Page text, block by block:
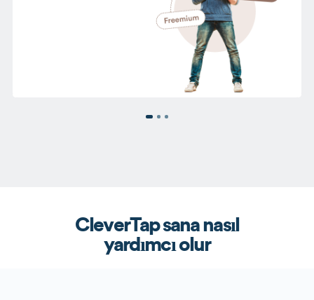
CleverTap sana nasıl
yardımcı olur